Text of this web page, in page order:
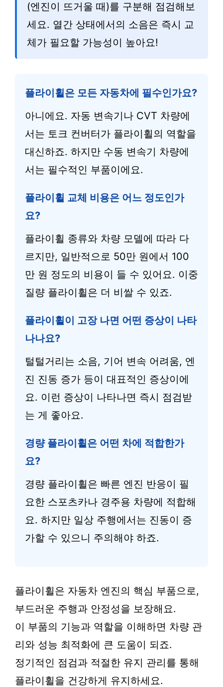
(엔진이 뜨거울 때)를 구분해 점검해보
세요. 열간 상태에서의 소음은 즉시 교
체가 필요할 가능성이 높아요!
플라이휠은 모든 자동차에 필수인가요?
아니에요. 자동 변속기나 CVT 차량에
서는 토크 컨버터가 플라이휠의 역할을
대신하죠. 하지만 수동 변속기 차량에
서는 필수적인 부품이에요.
플라이휠 교체 비용은 어느 정도인가
요?
플라이휠 종류와 차량 모델에 따라 다
르지만, 일반적으로 50만 원에서 100
만 원 정도의 비용이 들 수 있어요. 이중
질량 플라이휠은 더 비쌀 수 있죠.
플라이휠이 고장 나면 어떤 증상이 나타
나나요?
털털거리는 소음, 기어 변속 어려움, 엔
진 진동 증가 등이 대표적인 증상이에
요. 이런 증상이 나타나면 즉시 점검받
는 게 좋아요.
경량 플라이휠은 어떤 차에 적합한가
요?
경량 플라이휠은 빠른 엔진 반응이 필
요한 스포츠카나 경주용 차량에 적합해
요. 하지만 일상 주행에서는 진동이 증
가할 수 있으니 주의해야 하죠.
플라이휠은 자동차 엔진의 핵심 부품으로,
부드러운 주행과 안정성을 보장해요.
이 부품의 기능과 역할을 이해하면 차량 관
리와 성능 최적화에 큰 도움이 되죠.
정기적인 점검과 적절한 유지 관리를 통해
플라이휠을 건강하게 유지하세요.